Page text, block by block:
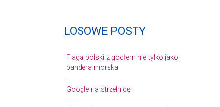
LOSOWE POSTY
Flaga polski z godłem nie tylko jako
bandera morska
Google na strzelnicę